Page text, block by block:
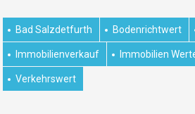
Bad Salzdetfurth Bodenrichtwert
Immobilienverkauf Immobilien
Verkehrswert